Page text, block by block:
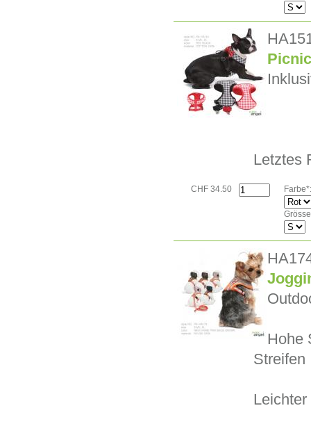
Letztes
CHF 34.50 Farbe*:
Hohe
Streifen